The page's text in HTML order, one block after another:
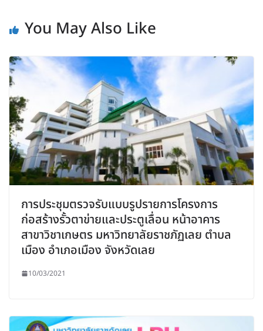
You May Also Like
การประชุมตรวจรับแบบรูปรายการโครงการ
ก่อสร้างรั้วตาข่ายและประตูเลื่อน หน้าอาคาร
สาขาวิชาเกษตร มหาวิทยาลัยราชภัฏเลย ตำบล
เมือง อำเภอเมือง จังหวัดเลย
10/03/2021